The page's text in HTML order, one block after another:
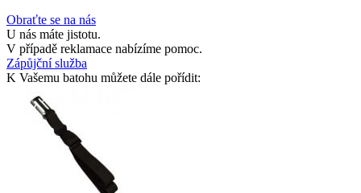
Obraťte se na nás
U nás máte jistotu.
V případě reklamace nabízíme pomoc.
Zápůjční služba
K Vašemu batohu můžete dále pořídit: